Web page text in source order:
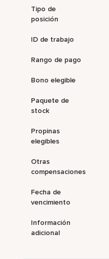
Tipo de
posición
ID de trabajo
Rango de pago
Bono elegible
Paquete de
stock
Propinas
elegibles
Otras
compensaciones
Fecha de
vencimiento
Información
adicional